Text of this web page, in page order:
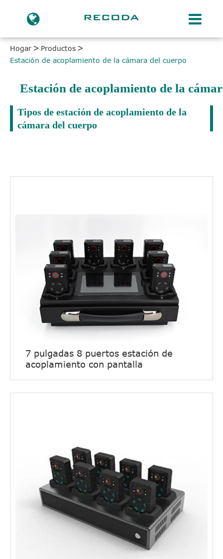
Hogar
Productos
Estación de acoplamiento de la cámara del cuerpo
Estación de acoplamiento de la
Tipos de estación de acoplamiento de la
cámara del cuerpo
7 pulgadas 8 puertos estación de
acoplamiento con pantalla